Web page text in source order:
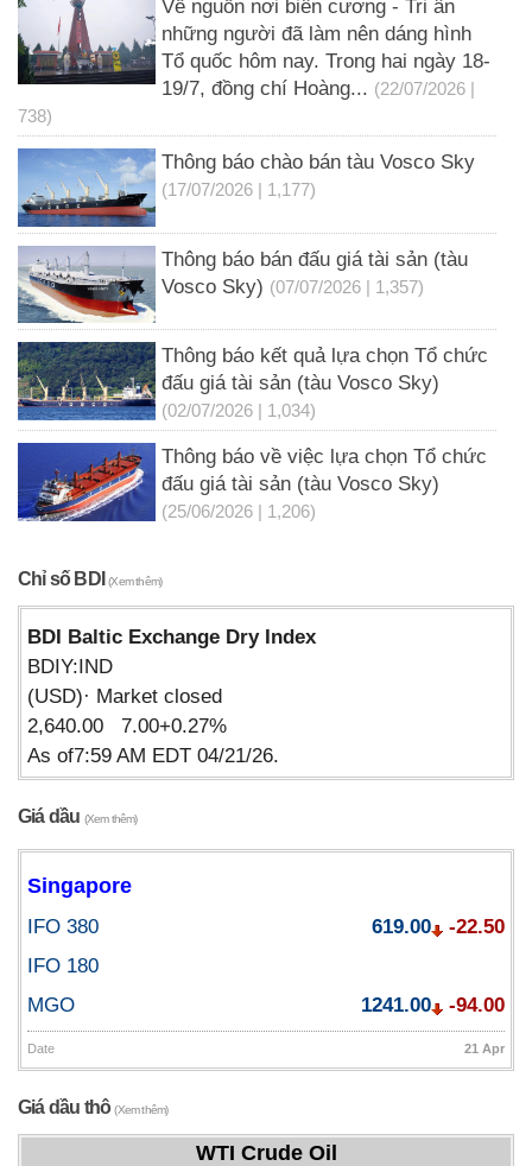
Về nguồn nơi biên cương - Tri ân
những người đã làm nên dáng hình
Tổ quốc hôm nay. Trong hai ngày 18-
19/7, đồng chí Hoàng... (22/07/2026 |
738)
Thông báo chào bán tàu Vosco Sky
(17/07/2026 | 1,177)
Thông báo bán đấu giá tài sản (tàu
Vosco Sky) (07/07/2026 | 1,357)
Thông báo kết quả lựa chọn Tổ chức
đấu giá tài sản (tàu Vosco Sky)
(02/07/2026 | 1,034)
Thông báo về việc lựa chọn Tổ chức
đấu giá tài sản (tàu Vosco Sky)
(25/06/2026 | 1,206)
Chỉ số BDI(Xem thêm)
BDI Baltic Exchange Dry Index
BDIY:IND
(USD)· Market closed
2,640.00 7.00+0.27%
As of7:59 AM EDT 04/21/26.
Giá dầu (Xem thêm)
Singapore
IFO 380 619.00
-22.50
IFO 180
MGO
1241.00 -94.00
Date 21 Apr
Giá dầu thô(Xem thêm)
WTI Crude Oil